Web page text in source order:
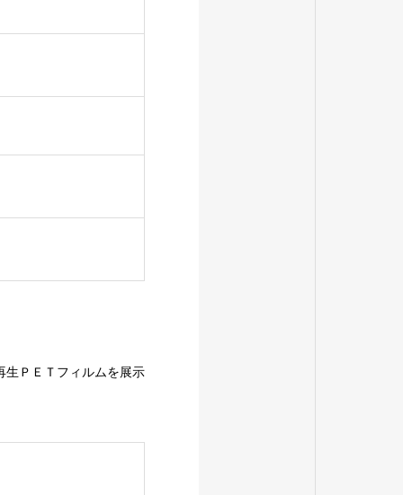
生ＰＥＴフィルムを展示